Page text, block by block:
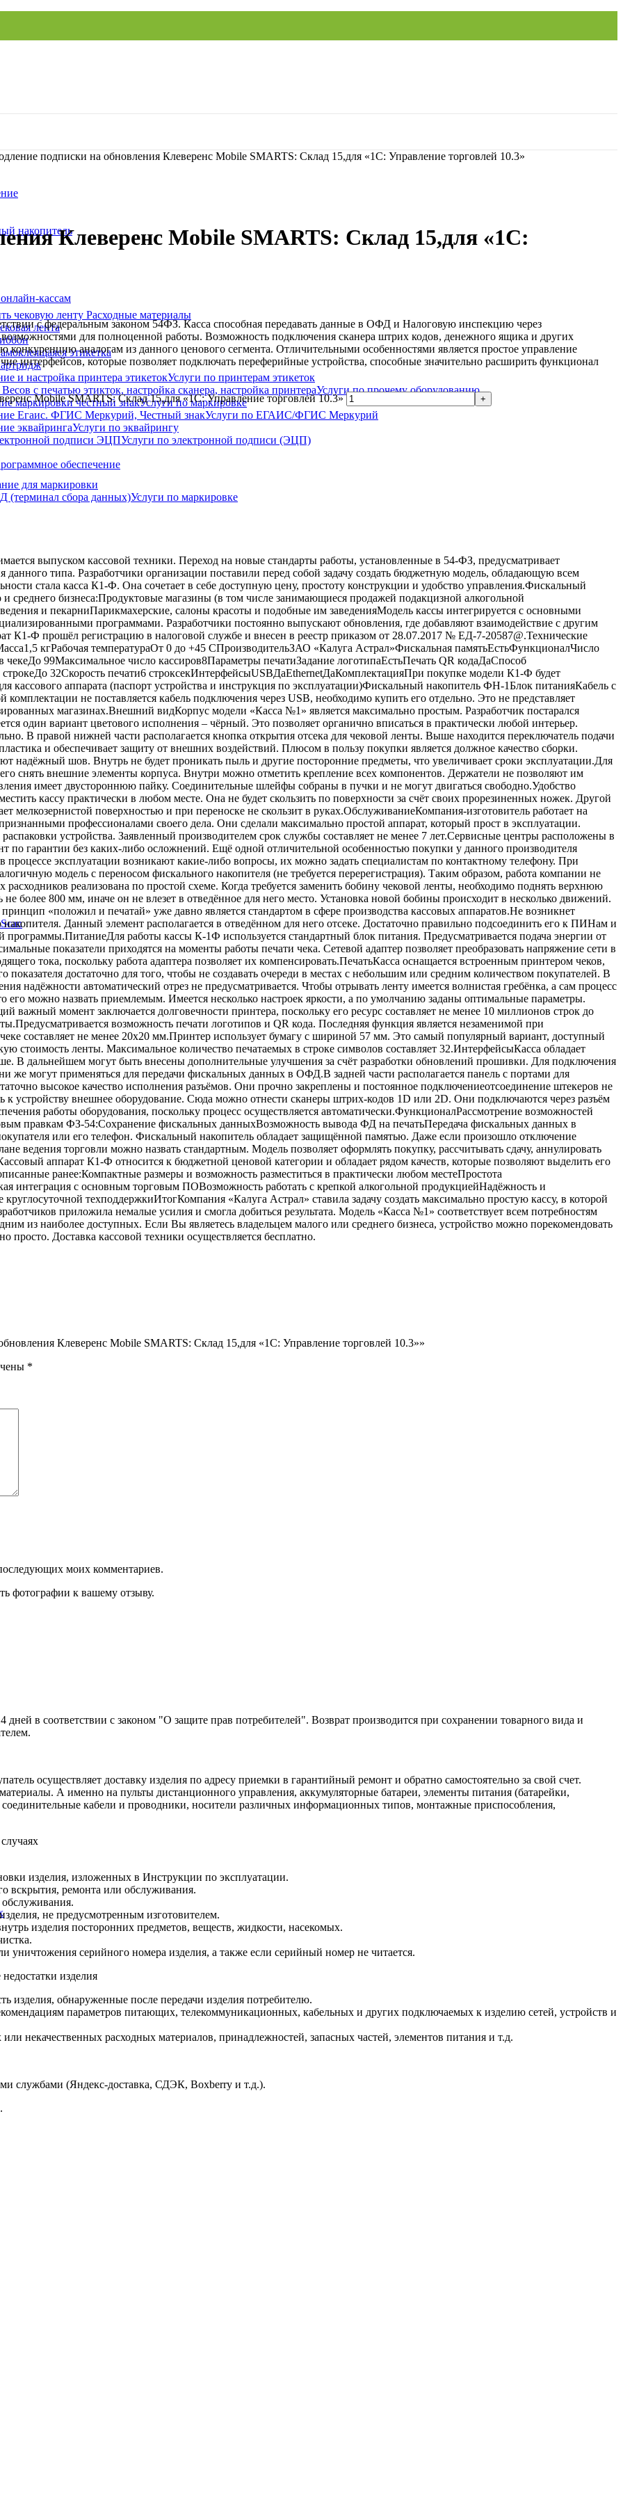
накопитель
кассам
Расходные материалы
лента
этикетка
Услуги по принтерам этикеток
Услуги по прочему оборудованию
Услуги по маркировке
Услуги по ЕГАИС/ФГИС Меркурий
Услуги по эквайрингу
Услуги по электронной подписи (ЭЦП)
для маркировки
Услуги по маркировке
подписки на обновления Клеверенс Mobile SMARTS: Склад 15,для «1С: Управление торговлей 10.3»
Клеверенс Mobile SMARTS: Склад 15,для «1С:
с федеральным законом 54ФЗ. Касса способная передавать данные в ОФД и Налоговую инспекцию через
для полноценной работы. Возможность подключения сканера штрих кодов, денежного ящика и других
конкуренцию аналогам из данного ценового сегмента. Отличительными особенностями является простое управление
интерфейсов, которые позволяет подключать переферийные устройства, способные значительно расширить функционал
Mobile SMARTS: Склад 15,для «1С: Управление торговлей 10.3»
обеспечение
выпуском кассовой техники. Переход на новые стандарты работы, установленные в 54-ФЗ, предусматривает
данного типа. Разработчики организации поставили перед собой задачу создать бюджетную модель, обладающую всем
стала касса К1-Ф. Она сочетает в себе доступную цену, простоту конструкции и удобство управления.Фискальный
и среднего бизнеса:Продуктовые магазины (в том числе занимающиеся продажей подакцизной алкогольной
и пекарниПарикмахерские, салоны красоты и подобные им заведенияМодель кассы интегрируется с основными
программами. Разработчики постоянно выпускают обновления, где добавляют взаимодействие с другим
К1-Ф прошёл регистрацию в налоговой службе и внесен в реестр приказом от 28.07.2017 № ЕД-7-20587@.Технические
кгРабочая температураОт 0 до +45 CПроизводительЗАО «Калуга Астрал»Фискальная памятьЕстьФункционалЧисло
99Максимальное число кассиров8Параметры печатиЗадание логотипаЕстьПечать QR кодаДаСпособ
32Скорость печати6 строксекИнтерфейсыUSBДаEthernetДаКомплектацияПри покупке модели К1-Ф будет
кассового аппарата (паспорт устройства и инструкция по эксплуатации)Фискальный накопитель ФН-1Блок питанияКабель с
не поставляется кабель подключения через USB, необходимо купить его отдельно. Это не представляет
магазинах.Внешний видКорпус модели «Касса №1» является максимально простым. Разработчик постарался
один вариант цветового исполнения – чёрный. Это позволяет органично вписаться в практически любой интерьер.
В правой нижней части располагается кнопка открытия отсека для чековой ленты. Выше находится переключатель подачи
и обеспечивает защиту от внешних воздействий. Плюсом в пользу покупки является должное качество сборки.
надёжный шов. Внутрь не будет проникать пыль и другие посторонние предметы, что увеличивает сроки эксплуатации.Для
снять внешние элементы корпуса. Внутри можно отметить крепление всех компонентов. Держатели не позволяют им
имеет двустороннюю пайку. Соединительные шлейфы собраны в пучки и не могут двигаться свободно.Удобство
кассу практически в любом месте. Она не будет скользить по поверхности за счёт своих прорезиненных ножек. Другой
мелкозернистой поверхностью и при переноске не скользит в руках.ОбслуживаниеКомпания-изготовитель работает на
профессионалами своего дела. Они сделали максимально простой аппарат, который прост в эксплуатации.
устройства. Заявленный производителем срок службы составляет не менее 7 лет.Сервисные центры расположены в
по гарантии без каких-либо осложнений. Ещё одной отличительной особенностью покупки у данного производителя
процессе эксплуатации возникают какие-либо вопросы, их можно задать специалистам по контактному телефону. При
модель с переносом фискального накопителя (не требуется перерегистрация). Таким образом, работа компании не
реализована по простой схеме. Когда требуется заменить бобину чековой ленты, необходимо поднять верхнюю
более 800 мм, иначе он не влезет в отведённое для него место. Установка новой бобины происходит в несколько движений.
«положил и печатай» уже давно является стандартом в сфере производства кассовых аппаратов.Не возникнет
Данный элемент располагается в отведённом для него отсеке. Достаточно правильно подсоединить его к ПИНам и
работы кассы К-1Ф используется стандартный блок питания. Предусматривается подача энергии от
показатели приходятся на моменты работы печати чека. Сетевой адаптер позволяет преобразовать напряжение сети в
тока, поскольку работа адаптера позволяет их компенсировать.ПечатьКасса оснащается встроенным принтером чеков,
показателя достаточно для того, чтобы не создавать очереди в местах с небольшим или средним количеством покупателей. В
надёжности автоматический отрез не предусматривается. Чтобы отрывать ленту имеется волнистая гребёнка, а сам процесс
его можно назвать приемлемым. Имеется несколько настроек яркости, а по умолчанию заданы оптимальные параметры.
момент заключается долговечности принтера, поскольку его ресурс составляет не менее 10 миллионов строк до
возможность печати логотипов и QR кода. Последняя функция является незаменимой при
составляет не менее 20х20 мм.Принтер использует бумагу с шириной 57 мм. Это самый популярный вариант, доступный
стоимость ленты. Максимальное количество печатаемых в строке символов составляет 32.ИнтерфейсыКасса обладает
В дальнейшем могут быть внесены дополнительные улучшения за счёт разработки обновлений прошивки. Для подключения
же могут применяться для передачи фискальных данных в ОФД.В задней части располагается панель с портами для
высокое качество исполнения разъёмов. Они прочно закреплены и постоянное подключениеотсоединение штекеров не
устройству внешнее оборудование. Сюда можно отнести сканеры штрих-кодов 1D или 2D. Они подключаются через разъём
работы оборудования, поскольку процесс осуществляется автоматически.ФункционалРассмотрение возможностей
правкам ФЗ-54:Сохранение фискальных данныхВозможность вывода ФД на печатьПередача фискальных данных в
или его телефон. Фискальный накопитель обладает защищённой памятью. Даже если произошло отключение
ведения торговли можно назвать стандартным. Модель позволяет оформлять покупку, рассчитывать сдачу, аннулировать
аппарат К1-Ф относится к бюджетной ценовой категории и обладает рядом качеств, которые позволяют выделить его
ранее:Компактные размеры и возможность разместиться в практически любом местеПростота
интеграция с основным торговым ПОВозможность работать с крепкой алкогольной продукциейНадёжность и
техподдержкиИтогКомпания «Калуга Астрал» ставила задачу создать максимально простую кассу, в которой
приложила немалые усилия и смогла добиться результата. Модель «Касса №1» соответствует всем потребностям
из наиболее доступных. Если Вы являетесь владельцем малого или среднего бизнеса, устройство можно порекомендовать
Доставка кассовой техники осуществляется бесплатно.
Клеверенс Mobile SMARTS: Склад 15,для «1С: Управление торговлей 10.3»»
*
моих комментариев.
фотографии к вашему отзыву.
дней в соответствии с законом "О защите прав потребителей". Возврат производится при сохранении товарного вида и
осуществляет доставку изделия по адресу приемки в гарантийный ремонт и обратно самостоятельно за свой счет.
А именно на пульты дистанционного управления, аккумуляторные батареи, элементы питания (батарейки,
кабели и проводники, носители различных информационных типов, монтажные приспособления,
изделия, изложенных в Инструкции по эксплуатации.
вскрытия, ремонта или обслуживания.
не предусмотренным изготовителем.
изделия посторонних предметов, веществ, жидкости, насекомых.
уничтожения серийного номера изделия, а также если серийный номер не читается.
изделия
изделия, обнаруженные после передачи изделия потребителю.
параметров питающих, телекоммуникационных, кабельных и других подключаемых к изделию сетей, устройств и
некачественных расходных материалов, принадлежностей, запасных частей, элементов питания и т.д.
службами (Яндекс-доставка, СДЭК, Boxberry и т.д.).